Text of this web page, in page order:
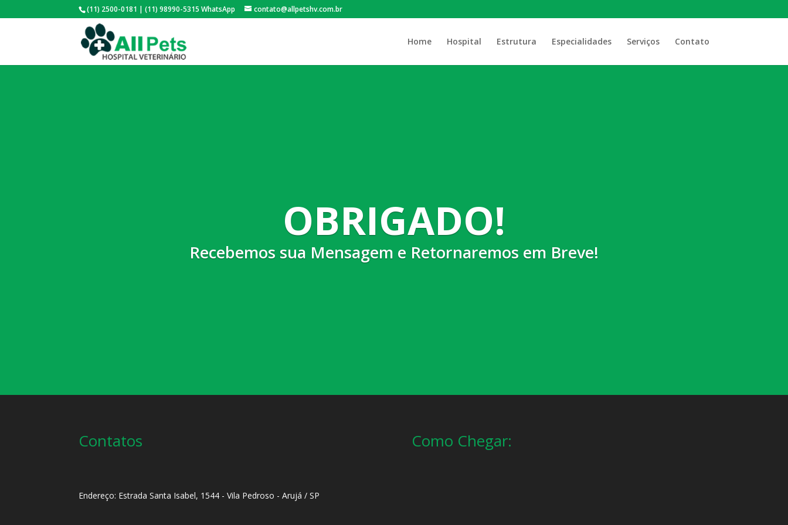
(11) 2500-0181 | (11) 98990-5315 WhatsApp contato@allpetshv.com.br
Home Hospital Estrutura Especialidades Serviços Contato
OBRIGADO!
Recebemos sua Mensagem e Retornaremos em Breve!
Contatos
Endereço: Estrada Santa Isabel, 1544 - Vila Pedroso - Arujá / SP
Como Chegar: